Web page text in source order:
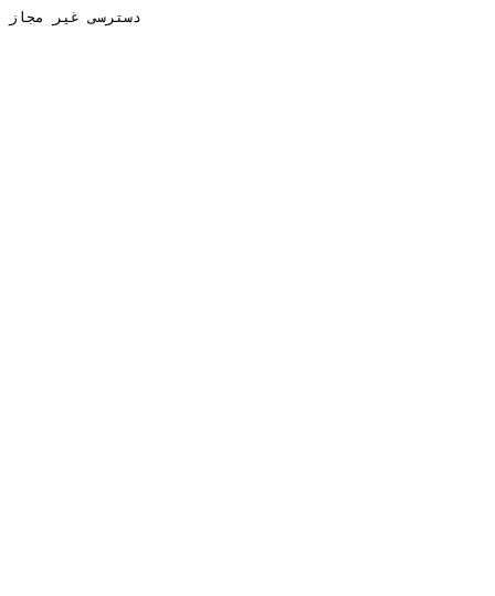
دسترسی غیر مجاز